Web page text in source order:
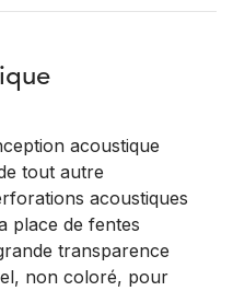
acoustique
tout autre
acoustiques
place de fentes
transparence
non coloré, pour